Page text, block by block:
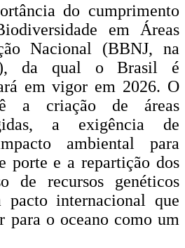
do cumprimento
em Áreas
Nacional (BBNJ, na
da qual o Brasil é
em vigor em 2026. O
a criação de áreas
a exigência de
ambiental para
porte e a repartição dos
de recursos genéticos
pacto internacional que
para o oceano como um